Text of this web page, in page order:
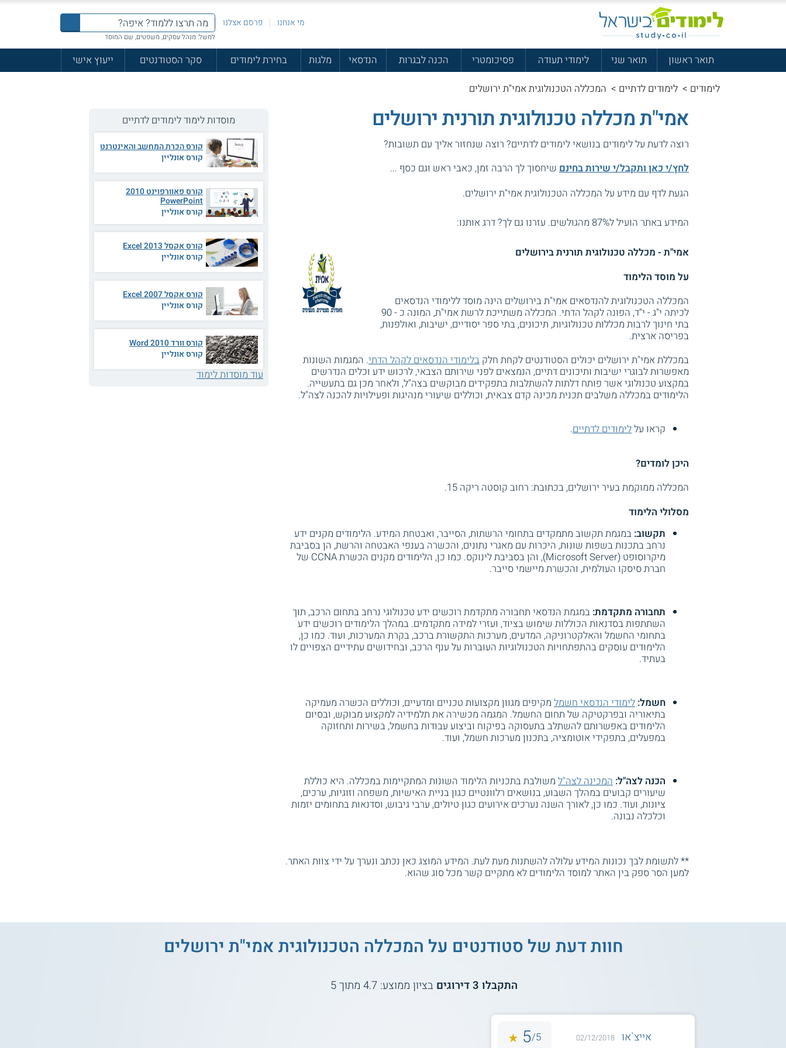
מי אנחנו פרסם אצלנו
למשל: מנהל עסקים, משפטים, שם המוסד
תואר ראשון תואר שני לימודי תעודה פסיכומטרי הכנה לבגרות הנדסאי מלגות בחירת לימודים סקר הסטודנטים
ייעוץ אישי
לימודים > לימודים לדתיים > המכללה הטכנולוגית אמי"ת ירושלים
אמי"ת מכללה טכנולוגית תורנית ירושלים
רוצה לדעת על לימודים בנושאי לימודים לדתיים? רוצה שנחזור אליך עם תשובות?
לחץ/י כאן ותקבל/י שירות בחינם שיחסוך לך הרבה זמן, כאבי ראש וגם כסף ...
הגעת לדף עם מידע על המכללה הטכנולוגית אמי"ת ירושלים.
המידע באתר הועיל ל87% מהגולשים.
עזרנו גם לך? דרג אותנו:
אמי"ת - מכללה טכנולוגית תורנית בירושלים
על מוסד הלימוד
המכללה הטכנולוגית להנדסאים אמי"ת בירושלים הינה מוסד ללימודי הנדסאים
לכיתה י"ג - י"ד, הפונה לקהל הדתי. המכללה משתייכת לרשת אמי"ת, המונה כ - 90
בתי חינוך לרבות מכללות טכנולוגיות, תיכונים, בתי ספר יסודיים, ישיבות, ואולפנות,
בפריסה ארצית.
במכללת אמי"ת ירושלים יכולים הסטודנטים לקחת חלק בלימודי הנדסאים לקהל הדתי. המגמות השונות
מאפשרות לבוגרי ישיבות ותיכונים דתיים, הנמצאים לפני שירותם הצבאי, לרכוש ידע וכלים הנדרשים
במקצוע טכנולוגי אשר פותח דלתות להשתלבות בתפקידים מבוקשים בצה"ל, ולאחר מכן גם בתעשייה.
הלימודים במכללה משלבים תכנית מכינה קדם צבאית, וכוללים שיעורי מנהיגות ופעילויות להכנה לצה"ל.
קראו עללימודים לדתיים.
היכן לומדים?
המכללה ממוקמת בעיר ירושלים, בכתובת: רחוב קוסטה ריקה 15.
מסלולי הלימוד
תקשוב: במגמת תקשוב מתמקדים בתחומי הרשתות, הסייבר, ואבטחת המידע. הלימודים מקנים ידע
נרחב בתכנות בשפות שונות, היכרות עם מאגרי נתונים, והכשרה בענפי האבטחה והרשת, הן בסביבת
מיקרוסופט (Microsoft Server), והן בסביבת לינוקס. כמו כן, הלימודים מקנים הכשרת CCNA של
חברת סיסקו העולמית, והכשרת מיישמי סייבר.
תחבורה מתקדמת: במגמת הנדסאי תחבורה מתקדמת רוכשים ידע טכנולוגי נרחב בתחום הרכב, תוך
השתתפות בסדנאות הכוללות שימוש בציוד, ועזרי למידה מתקדמים. במהלך הלימודים רוכשים ידע
בתחומי החשמל והאלקטרוניקה, המדעים, מערכות התקשורת ברכב, בקרת המערכות, ועוד. כמו כן,
הלימודים עוסקים בהתפתחויות הטכנולוגיות העוברות על ענף הרכב, ובחידושים עתידיים הצפויים לו
בעתיד.
חשמל: לימודי הנדסאי חשמל מקיפים מגוון מקצועות טכניים ומדעיים, וכוללים הכשרה מעמיקה
בתיאוריה ובפרקטיקה של תחום החשמל. המגמה מכשירה את תלמידיה למקצוע מבוקש, ובסיום
הלימודים באפשרותם להשתלב בתעסוקה בפיקוח וביצוע עבודות בחשמל, בשירות ותחזוקה
במפעלים, בתפקידי אוטומציה, בתכנון מערכות חשמל, ועוד.
הכנה לצה"ל: המכינה לצה"ל משולבת בתכניות הלימוד השונות המתקיימות במכללה. היא כוללת
שיעורים קבועים במהלך השבוע, בנושאים רלוונטיים כגון בניית האישיות, משפחה וזוגיות, ערכים,
ציונות, ועוד. כמו כן, לאורך השנה נערכים אירועים כגון טיולים, ערבי גיבוש, וסדנאות בתחומים יזמות
וכלכלה נבונה.
** לתשומת לבך נכונות המידע עלולה להשתנות מעת לעת. המידע המוצג כאן נכתב ונערך על ידי צוות האתר.
למען הסר ספק בין האתר למוסד הלימודים לא מתקיים קשר מכל סוג שהוא.
מוסדות לימוד לימודים לדתיים
קורס הכרת המחשב והאינטרנט
קורס אונליין
קורס פאוורפוינט 2010
PowerPoint
קורס אונליין
קורס אקסל 2013 Excel
קורס אונליין
קורס אקסל 2007 Excel
קורס אונליין
קורס וורד 2010 Word
קורס אונליין
עוד מוסדות לימוד
חוות דעת של סטודנטים על המכללה הטכנולוגית אמי"ת ירושלים
התקבלו 3דירוגים בציון ממוצע: 4.7מתוך5
אייצ`או 02/12/2018
5/
5